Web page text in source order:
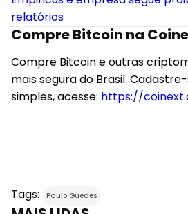
relatórios
Compre Bitcoin na
Compre Bitcoin e outras
mais segura do Brasil.
simples, acesse: https://
Tags: Paulo Guedes